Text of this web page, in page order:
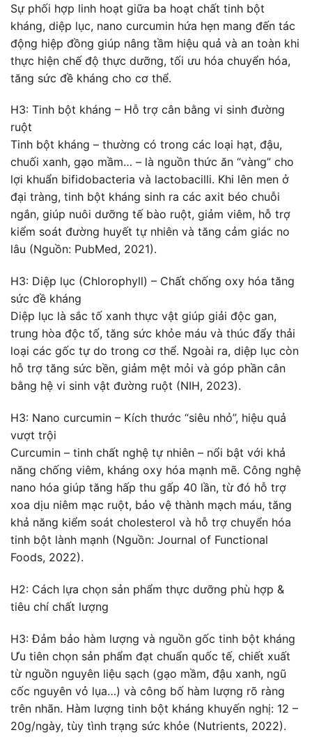
Sự phối hợp linh hoạt giữa ba hoạt chất tinh bột
kháng, diệp lục, nano curcumin hứa hẹn mang đến tác
động hiệp đồng giúp nâng tầm hiệu quả và an toàn khi
thực hiện chế độ thực dưỡng, tối ưu hóa chuyển hóa,
tăng sức đề kháng cho cơ thể.
H3: Tinh bột kháng – Hỗ trợ cân bằng vi sinh đường
ruột
Tinh bột kháng – thường có trong các loại hạt, đậu,
chuối xanh, gạo mầm… – là nguồn thức ăn “vàng” cho
lợi khuẩn bifidobacteria và lactobacilli. Khi lên men ở
đại tràng, tinh bột kháng sinh ra các axit béo chuỗi
ngắn, giúp nuôi dưỡng tế bào ruột, giảm viêm, hỗ trợ
kiểm soát đường huyết tự nhiên và tăng cảm giác no
lâu (Nguồn: PubMed, 2021).
H3: Diệp lục (Chlorophyll) – Chất chống oxy hóa tăng
sức đề kháng
Diệp lục là sắc tố xanh thực vật giúp giải độc gan,
trung hòa độc tố, tăng sức khỏe máu và thúc đẩy thải
loại các gốc tự do trong cơ thể. Ngoài ra, diệp lục còn
hỗ trợ tăng sức bền, giảm mệt mỏi và góp phần cân
bằng hệ vi sinh vật đường ruột (NIH, 2023).
H3: Nano curcumin – Kích thước “siêu nhỏ”, hiệu quả
vượt trội
Curcumin – tinh chất nghệ tự nhiên – nổi bật với khả
năng chống viêm, kháng oxy hóa mạnh mẽ. Công nghệ
nano hóa giúp tăng hấp thu gấp 40 lần, từ đó hỗ trợ
xoa dịu niêm mạc ruột, bảo vệ thành mạch máu, tăng
khả năng kiểm soát cholesterol và hỗ trợ chuyển hóa
tinh bột lành mạnh (Nguồn: Journal of Functional
Foods, 2022).
H2: Cách lựa chọn sản phẩm thực dưỡng phù hợp &
tiêu chí chất lượng
H3: Đảm bảo hàm lượng và nguồn gốc tinh bột kháng
Ưu tiên chọn sản phẩm đạt chuẩn quốc tế, chiết xuất
từ nguồn nguyên liệu sạch (gạo mầm, đậu xanh, ngũ
cốc nguyên vỏ lụa…) và công bố hàm lượng rõ ràng
trên nhãn. Hàm lượng tinh bột kháng khuyến nghị: 12 –
20g/ngày, tùy tình trạng sức khỏe (Nutrients, 2022).